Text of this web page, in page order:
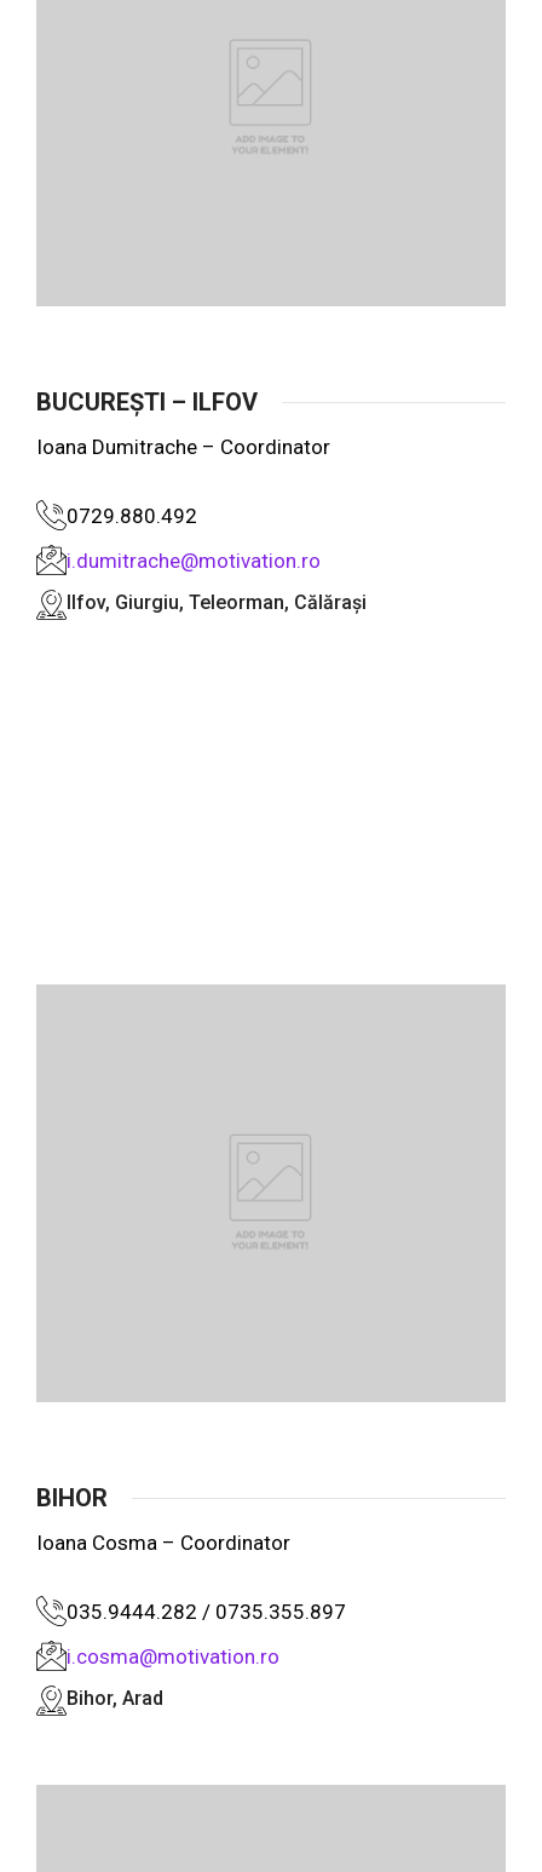
BUCUREȘTI – ILFOV
Ioana Dumitrache – Coordinator
0729.880.492
i.dumitrache@motivation.ro
Ilfov, Giurgiu, Teleorman, Călărași
BIHOR
Ioana Cosma – Coordinator
035.9444.282 / 0735.355.897
i.cosma@motivation.ro
Bihor, Arad